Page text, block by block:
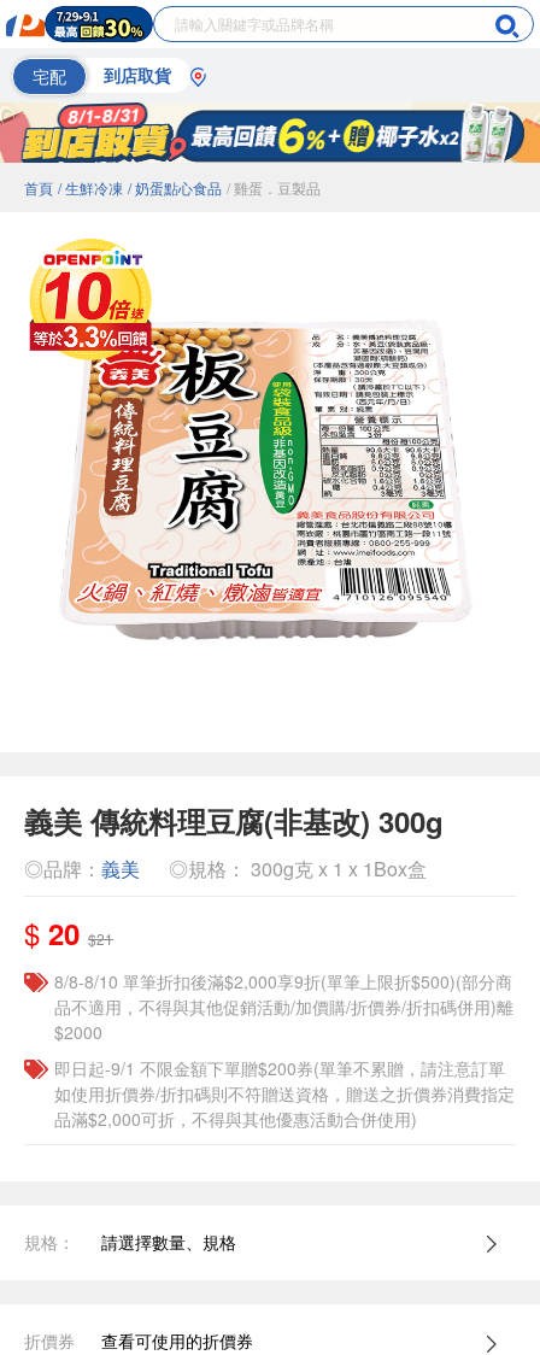
宅配 到店取貨
首頁 / 生鮮冷凍 / 奶蛋點心食品 / 雞蛋．豆製品
義美 傳統料理豆腐(非基改) 300g
◎品牌： 義美 ◎規格： 300g克 x 1 x 1Box盒
$ 20 $21
8/8-8/10 單筆折扣後滿$2,000享9折(單筆上限折$500)(部分商
品不適用，不得與其他促銷活動/加價購/折價券/折扣碼併用)離
$2000
即日起-9/1 不限金額下單贈$200券(單筆不累贈，請注意訂單
如使用折價券/折扣碼則不符贈送資格，贈送之折價券消費指定
品滿$2,000可折，不得與其他優惠活動合併使用)
規格： 請選擇數量、規格
折價券 查看可使用的折價券